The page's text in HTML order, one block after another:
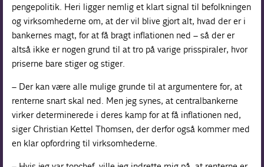
pengepolitik. Heri ligger nemlig et klart signal til befolkningen
og virksomhederne om, at der vil blive gjort alt, hvad der er i
bankernes magt, for at få bragt inflationen ned – så der er
altså ikke er nogen grund til at tro på varige prisspiraler, hvor
priserne bare stiger og stiger.
– Der kan være alle mulige grunde til at argumentere for, at
renterne snart skal ned. Men jeg synes, at centralbankerne
virker determinerede i deres kamp for at få inflationen ned,
siger Christian Kettel Thomsen, der derfor også kommer med
en klar opfordring til virksomhederne.